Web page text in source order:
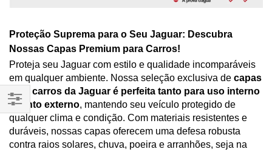
Proteção Suprema para o Seu Jaguar: Descubra
Nossas Capas Premium para Carros!
Proteja seu Jaguar com estilo e qualidade incomparáveis
em qualquer ambiente. Nossa seleção exclusiva de capas
para carros da Jaguar é perfeita tanto para uso interno
quanto externo, mantendo seu veículo protegido de
qualquer clima e condição. Com materiais resistentes e
duráveis, nossas capas oferecem uma defesa robusta
contra raios solares, chuva, poeira e arranhões, seja na
Filtrar
Por